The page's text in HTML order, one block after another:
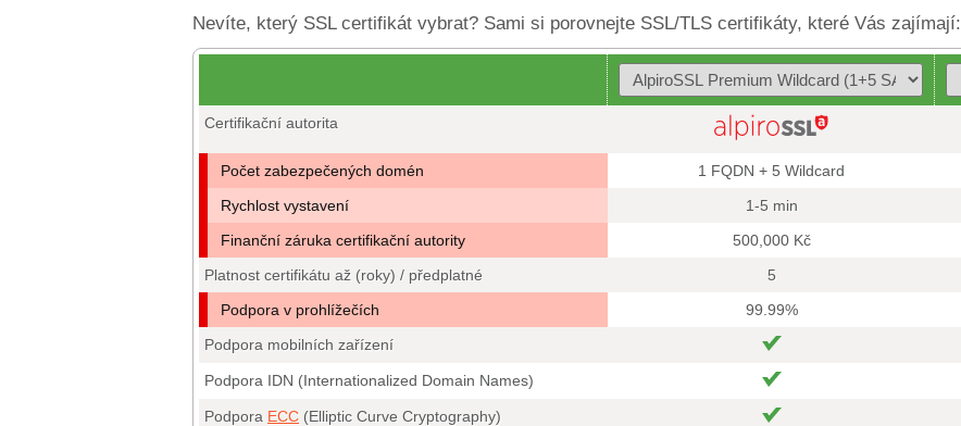
Nevíte, který SSL certifikát vybrat? Sami si porovnejte SSL/TLS certifikáty, které Vás zajímají:
Certifikační autorita
Počet zabezpečených domén 1 FQDN + 5 Wildcard
Rychlost vystavení
1-5 min
Finanční záruka certifikační autority
500,000 Kč
Platnost certifikátu až (roky) / předplatné
5
Podpora v prohlížečích
99.99%
Podpora mobilních zařízení
Podpora IDN (Internationalized Domain Names)
Podpora ECC (Elliptic Curve Cryptography)